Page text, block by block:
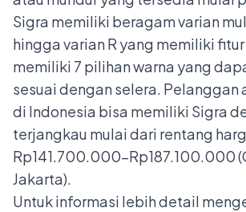
Sigra memiliki beragam varian
hingga varian R yang memiliki
memiliki 7 pilihan warna yang
sesuai dengan selera. Pelanggan
di Indonesia bisa memiliki Sigra
terjangkau mulai dari rentang
Rp141.700.000–Rp187.100.000
Jakarta).
Untuk informasi lebih detail